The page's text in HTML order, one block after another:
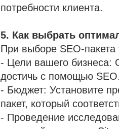
потребности клиента.
5. Как выбрать
При выборе SEO-
- Цели вашего бизнеса:
достичь с помощью
- Бюджет: Установите
пакет, который
- Проведение